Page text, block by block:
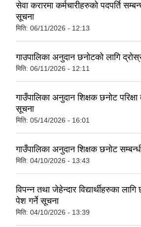
सेवा करारमा कर्मचारीहरुको पदपर्ति
सूचना
मिति: 06/11/2026 - 12:13
गाउपालिका अनुदान छनोटको लागि
मिति: 06/11/2026 - 12:11
गाउँपालिका अनुदान शिक्षक छनोट परिक्षा
सूचना
मिति: 05/14/2026 - 16:01
गाउँपालिका अनुदान शिक्षक छनोट
मिति: 04/10/2026 - 13:43
विपन्न तथा जेहेन्दार विद्यार्थीहरुका
पेश गर्ने सूचना
मिति: 04/10/2026 - 13:39